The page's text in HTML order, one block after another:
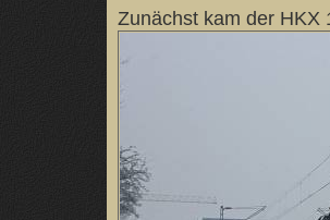
Zunächst kam der HKX